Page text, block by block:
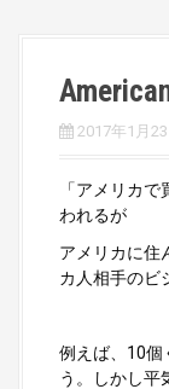
2017年1月23
「アメリカ
われるが
アメリカに住
カ人相手のビ
例えば、10個
う。しかし平